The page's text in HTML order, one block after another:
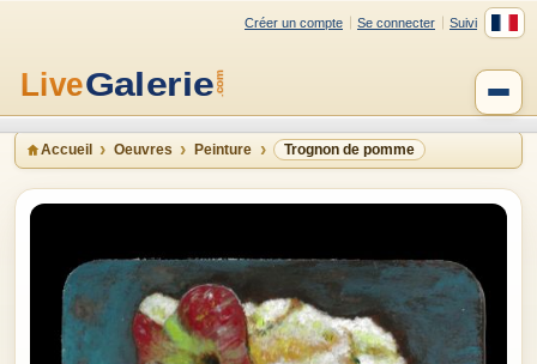
Créer un compte Se connecter Suivi
Accueil Oeuvres Peinture Trognon de pomme